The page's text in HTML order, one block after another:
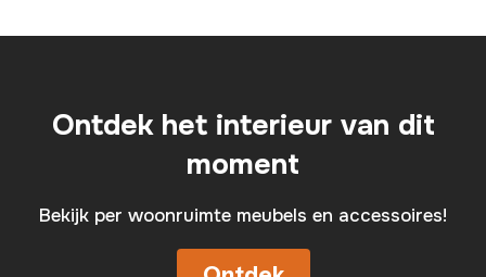
Ontdek het interieur van dit
moment
Bekijk per woonruimte meubels en accessoires!